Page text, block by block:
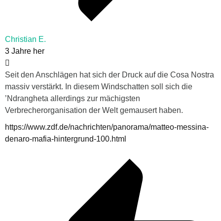
Christian E.
3 Jahre her
Seit den Anschlägen hat sich der Druck auf die Cosa Nostra
massiv verstärkt. In diesem Windschatten soll sich die
’Ndrangheta allerdings zur mächigsten
Verbrecherorganisation der Welt gemausert haben.
https://www.zdf.de/nachrichten/panorama/matteo-messina-
denaro-mafia-hintergrund-100.html